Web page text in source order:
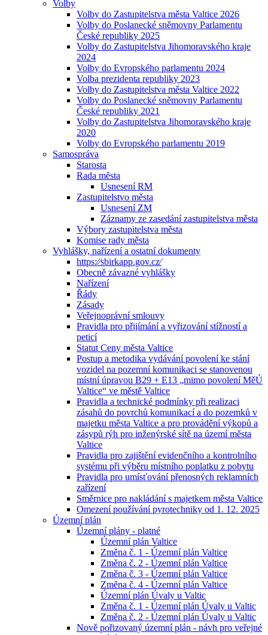
Volby
Volby do Zastupitelstva města Valtice 2026
Volby do Poslanecké sněmovny Parlamentu
České republiky 2025
Volby do Zastupitelstva Jihomoravského kraje
2024
Volby do Evropského parlamentu 2024
Volba prezidenta republiky 2023
Volby do Zastupitelstva města Valtice 2022
Volby do Poslanecké sněmovny Parlamentu
České republiky 2021
Volby do Zastupitelstva Jihomoravského kraje
2020
Volby do Evropského parlamentu 2019
Samospráva
Starosta
Rada města
Usnesení RM
Zastupitelstvo města
Usnesení ZM
Záznamy ze zasedání zastupitelstva města
Výbory zastupitelstva města
Komise rady města
Vyhlášky, nařízení a ostatní dokumenty
https:⁄⁄sbirkapp.gov.cz⁄
Obecně závazné vyhlášky
Nařízení
Řády
Zásady
Veřejnoprávní smlouvy
Pravidla pro přijímání a vyřizování stížností a
peticí
Statut Ceny města Valtice
Postup a metodika vydávání povolení ke stání
vozidel na pozemní komunikaci se stanovenou
místní úpravou B29 + E13 „mimo povolení MěÚ
Valtice“ ve městě Valtice
Pravidla a technické podmínky při realizaci
zásahů do povrchů komunikací a do pozemků v
majetku města Valtice a pro provádění výkopů a
zásypů rýh pro inženýrské sítě na území města
Valtice
Pravidla pro zajištění evidenčního a kontrolního
systému při výběru místního poplatku z pobytu
Pravidla pro umísťování přenosných reklamních
zařízení
Směrnice pro nakládání s majetkem města Valtice
Omezení používání pyrotechniky od 1. 12. 2025
Územní plán
Územní plány - platné
Územní plán Valtice
Změna č. 1 - Územní plán Valtice
Změna č. 2 - Územní plán Valtice
Změna č. 3 - Územní plán Valtice
Změna č. 4 - Územní plán Valtice
Územní plán Úvaly u Valtic
Změna č. 1 - Územní plán Úvaly u Valtic
Změna č. 2 - Územní plán Úvaly u Valtic
Nově pořizovaný územní plán - návh pro veřejné